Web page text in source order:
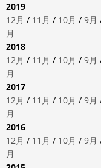
2019
12月 / 11月 / 10月 / 9月
月
2018
12月 / 11月 / 10月 / 9月
月
2017
12月 / 11月 / 10月 / 9月
月
2016
12月 / 11月 / 10月 / 9月
月